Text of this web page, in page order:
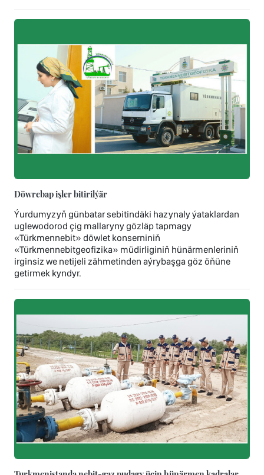
Döwrebap işler bitirilýär
Ýurdumyzyň günbatar sebitindäki hazynaly ýataklardan
uglewodorod çig mallaryny gözläp tapmagy
«Türkmennebit» döwlet konserniniň
«Türkmennebitgeofizika» müdirliginiň hünärmenleriniň
irginsiz we netijeli zähmetinden aýrybaşga göz öňüne
getirmek kyndyr.